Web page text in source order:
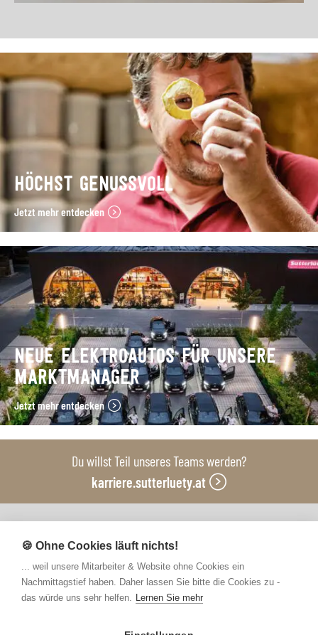
HÖCHST GENUSSVOLL
Jetzt mehr entdecken
NEUE ELEKTROAUTOS FÜR UNSERE
MARKTMANAGER
Jetzt mehr entdecken
Du willst Teil unseres Teams werden?
karriere.sutterluety.at
Unsere Produktionsbetriebe
🍪 Ohne Cookies läuft nichts!
... weil unsere Mitarbeiter & Website ohne Cookies ein
Nachmittagstief haben. Daher lassen Sie bitte die Cookies zu -
das würde uns sehr helfen. Lernen Sie mehr